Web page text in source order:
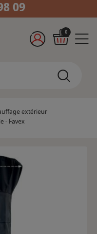
09
0
extérieur
- Favex